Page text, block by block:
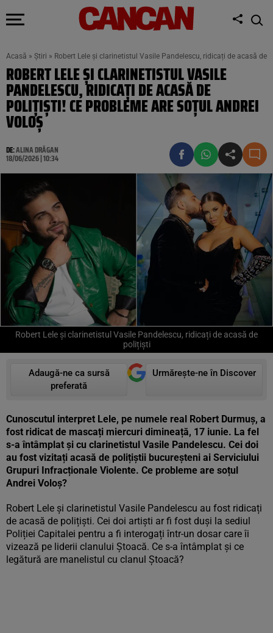
Acasă » Știri » Robert Lele și clarinetistul Vasile Pandelescu, ridicați de acasă
ROBERT LELE ȘI CLARINETISTUL VASILE
PANDELESCU, RIDICAȚI DE ACASĂ DE
POLIȚIȘTI! CE PROBLEME ARE SOȚUL ANDREI
VOLOȘ
DE:ALINA DRĂGAN
18/06/2026 | 10:34
Robert Lele și clarinetistul Vasile Pandelescu, ridicați de acasă de
polițiști
Adaugă-ne ca sursă
preferată
Urmărește-ne în Discover
Cunoscutul interpret Lele, pe numele real Robert Durmuș, a
fost ridicat de mascați miercuri dimineață, 17 iunie. La fel
s-a întâmplat și cu clarinetistul Vasile Pandelescu. Cei doi
au fost vizitați acasă de polițiștii bucureșteni ai Serviciului
Grupuri Infracționale Violente. Ce probleme are soțul
Andrei Voloș?
Robert Lele și clarinetistul Vasile Pandelescu au fost ridicați
de acasă de polițiști. Cei doi artiști ar fi fost duși la sediul
Poliției Capitalei pentru a fi interogați într-un dosar care îi
vizează pe liderii clanului Ștoacă. Ce s-a întâmplat și ce
legătură are manelistul cu clanul Ștoacă?